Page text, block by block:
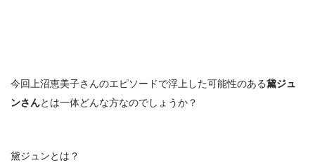
今回上沼恵美子さんのエピソードで浮上した可能性のある黛ジュ
ンさんとは一体どんな方なのでしょうか？
黛ジュンとは？